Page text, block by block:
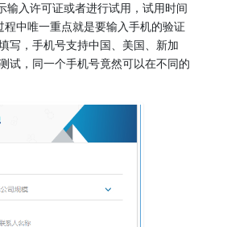
输入许可证或者进行试用，试用时间
程中唯一重点就是要输入手机的验证
写，手机号支持中国、美国、新加
试，同一个手机号竟然可以在不同的